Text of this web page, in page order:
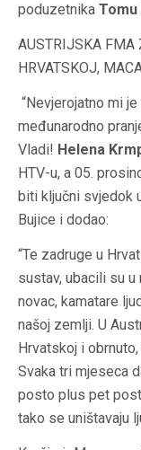
poduzetnika
AUSTRIJSKA FMA
HRVATSKOJ,
“Nevjerojatno mi
međunarodno
Vladi! Helena
HTV-u, a 05.
biti ključni svjedok
Bujice i dodao:
“Te zadruge u
sustav, ubacili su
novac, kamatare
našoj zemlji. U
Hrvatskoj i
Svaka tri mjeseca
posto plus pet
tako se uništavaju